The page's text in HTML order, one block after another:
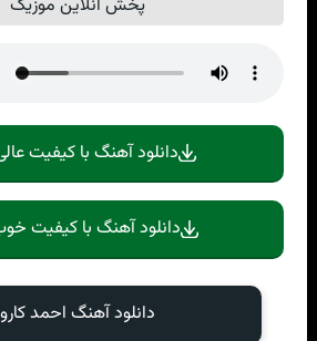
پخش آنلاین موزیک
دانلود آهنگ با کیفیت عالی
دانلود آهنگ با کیفیت خوب
دانلود آهنگ احمد کارو